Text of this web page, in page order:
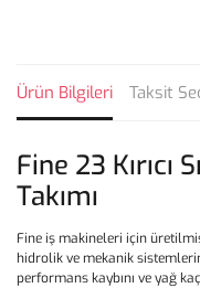
Ürün Bilgileri Taksit
Fine 23 Kırıcı
Takımı
Fine iş makineleri için
hidrolik ve mekanik
performans kaybını ve yağ